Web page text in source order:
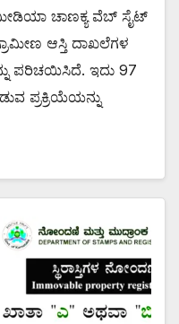
ಚಾಣಕ್ಯ ವೆಬ್ ಸೈಟ್
ಆಸ್ತಿ ದಾಖಲೆಗಳ
ಪರಿಚಯಿಸಿದೆ. ಇದು 97
ಪ್ರಕ್ರಿಯೆಯನ್ನು